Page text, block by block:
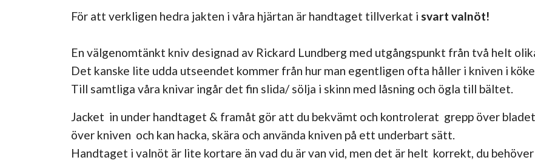
För att verkligen hedra jakten i våra hjärtan är handtaget tillverkat i svart valnöt!
En välgenomtänkt kniv designad av Rickard Lundberg med utgångspunkt från två helt
Det kanske lite udda utseendet kommer från hur man egentligen ofta håller i kniven i
Till samtliga våra knivar ingår det fin slida/ sölja i skinn med låsning och ögla till bältet.
Jacket in under handtaget & framåt gör att du bekvämt och kontrolerat grepp över
över kniven och kan hacka, skära och använda kniven på ett underbart sätt.
Handtaget i valnöt är lite kortare än vad du är van vid, men det är helt korrekt, du